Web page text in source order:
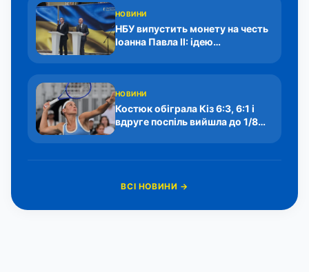
НОВИНИ
НБУ випустить монету на честь
Іоанна Павла ІІ: ідею
НОВИНИ
Костюк обіграла Кіз 6:3, 6:1 і
вдруге поспіль вийшла до 1/8
ВСІ НОВИНИ →